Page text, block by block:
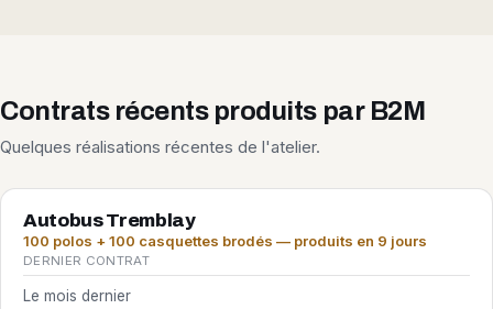
Contrats récents produits par B2M
Quelques réalisations récentes de l'atelier.
Autobus Tremblay
100 polos + 100 casquettes brodés — produits en 9 jours
DERNIER CONTRAT
Le mois dernier